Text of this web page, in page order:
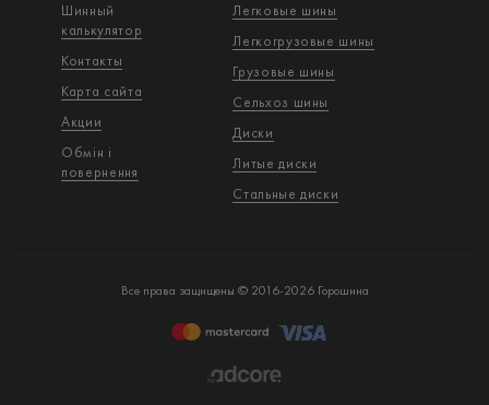
Шинный
калькулятор
Контакты
Карта сайта
Акции
Обмін і
повернення
Легковые шины
Легкогрузовые шины
Грузовые шины
Сельхоз шины
Диски
Литые диски
Стальные диски
Все права защищены © 2016-2026 Горошина